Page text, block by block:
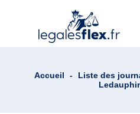
Accueil - Liste des